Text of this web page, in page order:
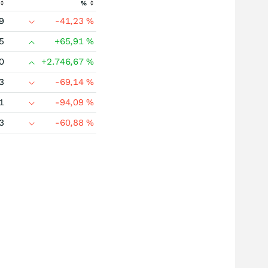
%
-41,23%
+65,91%
+2.746,67%
-69,14%
-94,09%
-60,88%